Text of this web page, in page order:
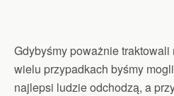
Gdybyśmy poważnie
wielu przypadkach byśmy
najlepsi ludzie odchodzą, a